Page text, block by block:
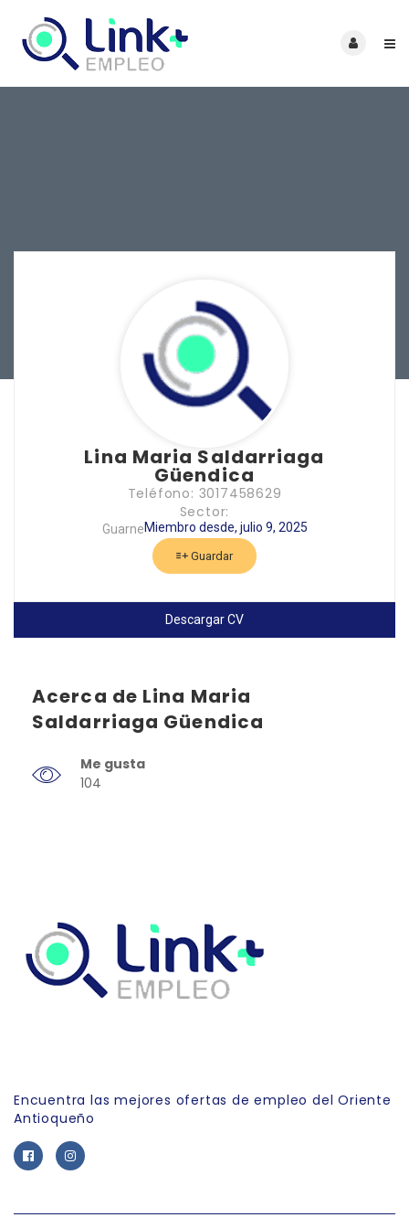
Lina Maria Saldarriaga
Güendica
Teléfono: 3017458629
Sector:
GuarneMiembro desde, julio 9, 2025
Guardar
Descargar CV
Acerca de Lina Maria
Saldarriaga Güendica
Me gusta
104
Encuentra las mejores ofertas de empleo del Oriente
Antioqueño